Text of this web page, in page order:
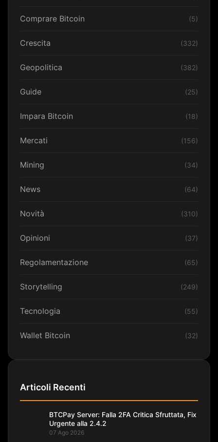
Comprare Bitcoin (5)
Crescita (332)
Geopolitica (382)
Guide (25)
Impara Bitcoin (18)
Mercati (156)
Mining (34)
News (64)
Novità (310)
Opinioni (37)
Regolamentazione (65)
Storytelling (249)
Tecnologia (55)
Wallet Bitcoin (32)
Articoli Recenti
BTCPay Server: Falla 2FA Critica Sfruttata, Fix
Urgente alla 2.4.2
07 Ago 2026